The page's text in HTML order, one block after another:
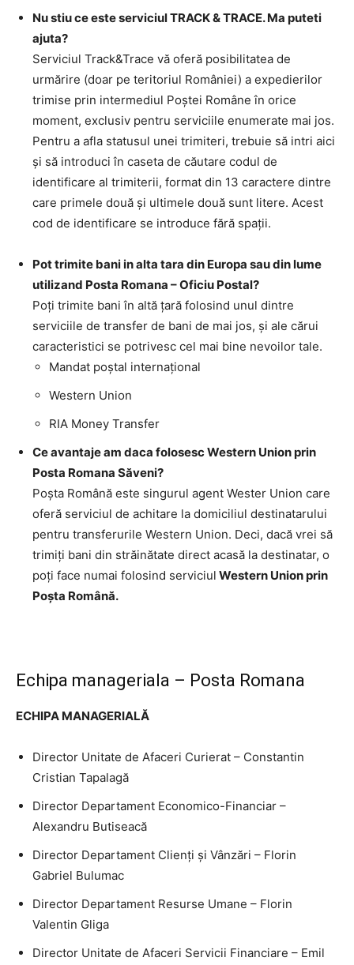
Nu stiu ce este serviciul TRACK & TRACE. Ma puteti
ajuta?
Serviciul Track&Trace vă oferă posibilitatea de
urmărire (doar pe teritoriul României) a expedierilor
trimise prin intermediul Poştei Române în orice
moment, exclusiv pentru serviciile enumerate mai jos.
Pentru a afla statusul unei trimiteri, trebuie să intri aici
şi să introduci în caseta de căutare codul de
identificare al trimiterii, format din 13 caractere dintre
care primele două şi ultimele două sunt litere. Acest
cod de identificare se introduce fără spaţii.
Pot trimite bani in alta tara din Europa sau din lume
utilizand Posta Romana – Oficiu Postal?
Poţi trimite bani în altă ţară folosind unul dintre
serviciile de transfer de bani de mai jos, şi ale cărui
caracteristici se potrivesc cel mai bine nevoilor tale.
Mandat poştal internaţional
Western Union
RIA Money Transfer
Ce avantaje am daca folosesc Western Union prin
Posta Romana Săveni?
Poşta Română este singurul agent Wester Union care
oferă serviciul de achitare la domiciliul destinatarului
pentru transferurile Western Union. Deci, dacă vrei să
trimiţi bani din străinătate direct acasă la destinatar, o
poţi face numai folosind serviciul Western Union prin
Poşta Română.
Echipa manageriala – Posta Romana
ECHIPA MANAGERIALĂ
Director Unitate de Afaceri Curierat – Constantin
Cristian Tapalagă
Director Departament Economico-Financiar –
Alexandru Butiseacă
Director Departament Clienți și Vânzări – Florin
Gabriel Bulumac
Director Departament Resurse Umane – Florin
Valentin Gliga
Director Unitate de Afaceri Servicii Financiare – Emil